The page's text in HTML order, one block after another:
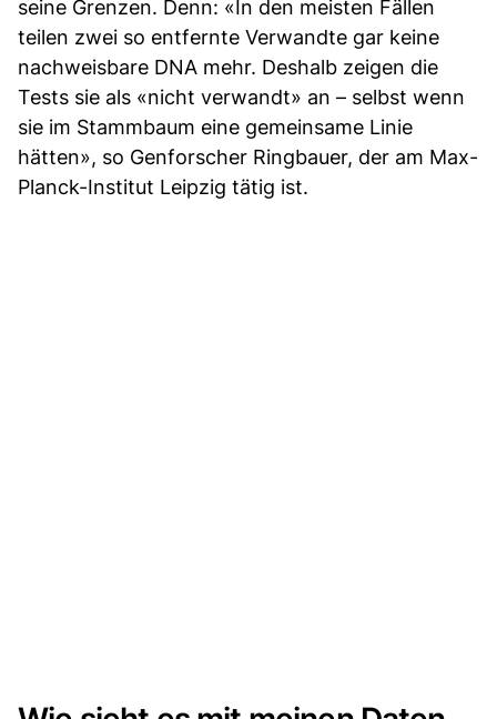
seine Grenzen. Denn: «In den meisten Fällen
teilen zwei so entfernte Verwandte gar keine
nachweisbare DNA mehr. Deshalb zeigen die
Tests sie als «nicht verwandt» an – selbst wenn
sie im Stammbaum eine gemeinsame Linie
hätten», so Genforscher Ringbauer, der am Max-
Planck-Institut Leipzig tätig ist.